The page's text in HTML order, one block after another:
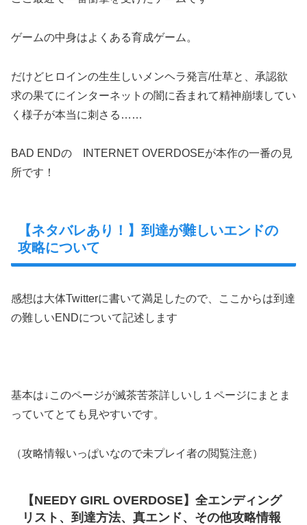
ゲームの中身はよくある育成ゲーム。
だけどヒロインの生生しいメンヘラ発言/仕草と、承認欲
求の果てにインターネットの闇に呑まれて精神崩壊してい
く様子が本当に刺さる……
BAD ENDの INTERNET OVERDOSEが本作の一番の見
所です！
【ネタバレあり！】到達が難しいエンドの
攻略について
感想は大体Twitterに書いて満足したので、ここからは到達
の難しいENDについて記述します
基本は↓このページが滅茶苦茶詳しいし１ページにまとま
っていてとても見やすいです。
（攻略情報いっぱいなので未プレイ者の閲覧注意）
【NEEDY GIRL OVERDOSE】全エンディング
リスト、到達方法、真エンド、その他攻略情報